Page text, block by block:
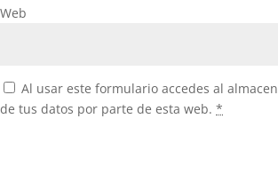
Web
Al usar este formulario accedes al
de tus datos por parte de esta web. *